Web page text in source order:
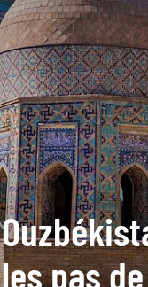
les pas